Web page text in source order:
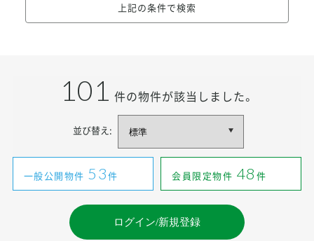
上記の条件で検索
101 件の物件が該当しました。
一般公開物件 53件 会員限定物件 48 件
並び替え:
ログイン/新規登録